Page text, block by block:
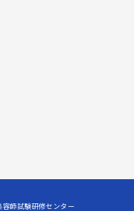
師試験研修センター